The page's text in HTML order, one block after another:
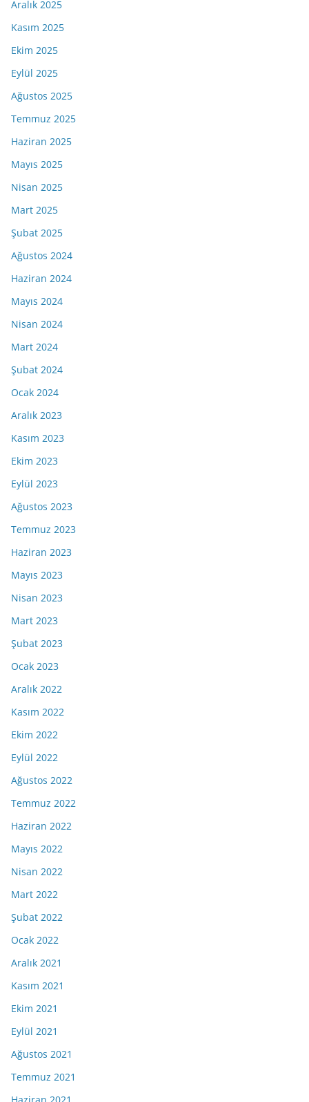
Aralık 2025
Kasım 2025
Ekim 2025
Eylül 2025
Ağustos 2025
Temmuz 2025
Haziran 2025
Mayıs 2025
Nisan 2025
Mart 2025
Şubat 2025
Ağustos 2024
Haziran 2024
Mayıs 2024
Nisan 2024
Mart 2024
Şubat 2024
Ocak 2024
Aralık 2023
Kasım 2023
Ekim 2023
Eylül 2023
Ağustos 2023
Temmuz 2023
Haziran 2023
Mayıs 2023
Nisan 2023
Mart 2023
Şubat 2023
Ocak 2023
Aralık 2022
Kasım 2022
Ekim 2022
Eylül 2022
Ağustos 2022
Temmuz 2022
Haziran 2022
Mayıs 2022
Nisan 2022
Mart 2022
Şubat 2022
Ocak 2022
Aralık 2021
Kasım 2021
Ekim 2021
Eylül 2021
Ağustos 2021
Temmuz 2021